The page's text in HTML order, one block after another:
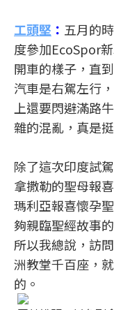
工頭堅 ： 五月的
度參加EcoSpor
開車的樣子，直
汽車是右駕左行
上還要閃避滿路
雜的混亂，真是
除了這次印度試
拿撒勒的聖母報
瑪利亞報喜懷孕
夠親臨聖經故事
所以我總說，訪
洲教堂千百座，
的。